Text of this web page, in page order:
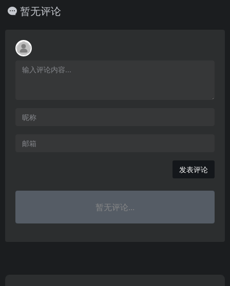
暂无评论
发表评论
暂无评论...